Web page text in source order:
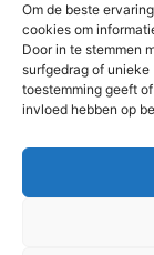
Om de beste
cookies om
Door in te stemmen
surfgedrag of unieke
toestemming geeft
invloed hebben op
€ 29,95